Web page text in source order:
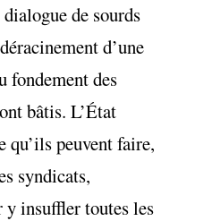
de sourds
d’une
fondement des
bâtis. L’État
qu’ils peuvent faire,
syndicats,
y insuffler toutes les